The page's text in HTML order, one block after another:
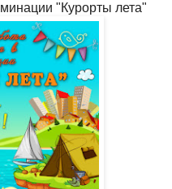
"Курорты лета"